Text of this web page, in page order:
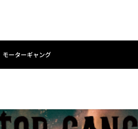
モーターギャング